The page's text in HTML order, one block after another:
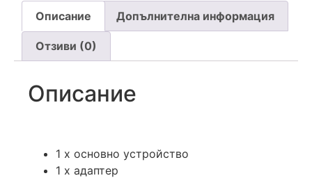
Описание Допълнителна информация
Отзиви (0)
Описание
1 x основно устройство
1 x адаптер